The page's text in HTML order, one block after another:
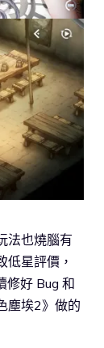
法也燒腦有
低星評價，
修好 Bug 和
塵埃2》做的